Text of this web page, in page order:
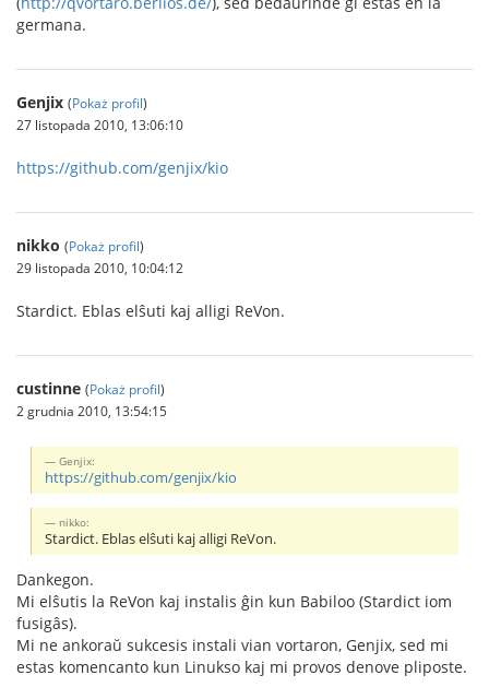
germana.
Genjix (Pokaż profil)
27 listopada 2010, 13:06:10
https://github.com/genjix/kio
nikko (Pokaż profil)
29 listopada 2010, 10:04:12
Stardict. Eblas elŝuti kaj alligi ReVon.
custinne (Pokaż profil)
2 grudnia 2010, 13:54:15
Genjix:
https://github.com/genjix/kio
nikko:
Stardict. Eblas elŝuti kaj alligi ReVon.
Dankegon.
Mi elŝutis la ReVon kaj instalis ĝin kun Babiloo (Stardict iom
fusigâs).
Mi ne ankoraŭ sukcesis instali vian vortaron, Genjix, sed mi
estas komencanto kun Linukso kaj mi provos denove pliposte.